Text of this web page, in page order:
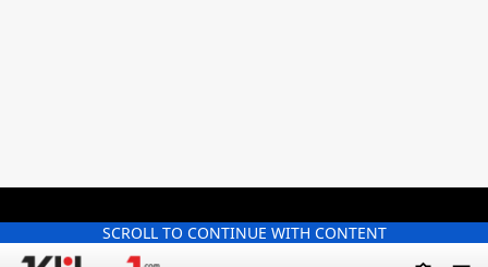
SCROLL TO CONTINUE WITH CONTENT